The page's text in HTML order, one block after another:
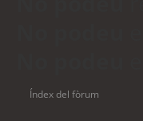
Índex del fòrum